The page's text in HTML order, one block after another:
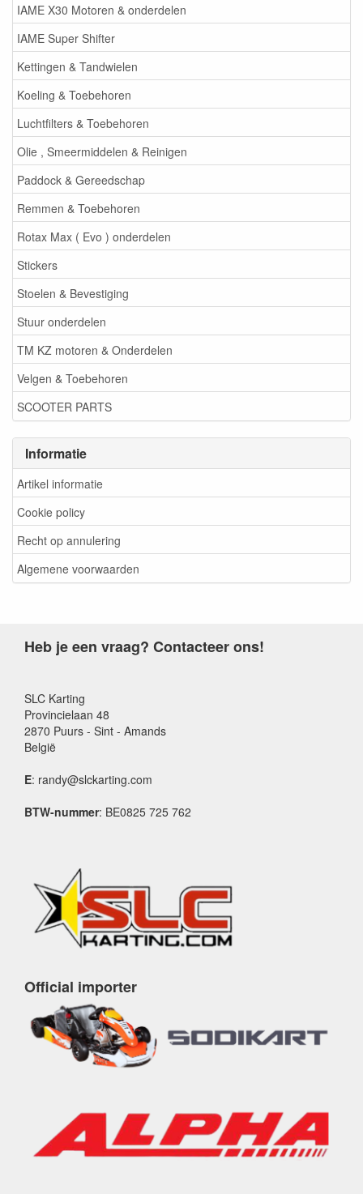
IAME X30 Motoren & onderdelen
IAME Super Shifter
Kettingen & Tandwielen
Koeling & Toebehoren
Luchtfilters & Toebehoren
Olie , Smeermiddelen & Reinigen
Paddock & Gereedschap
Remmen & Toebehoren
Rotax Max ( Evo ) onderdelen
Stickers
Stoelen & Bevestiging
Stuur onderdelen
TM KZ motoren & Onderdelen
Velgen & Toebehoren
SCOOTER PARTS
Informatie
Artikel informatie
Cookie policy
Recht op annulering
Algemene voorwaarden
Heb je een vraag? Contacteer ons!
SLC Karting
Provincielaan 48
2870 Puurs - Sint - Amands
België
E: randy@slckarting.com
BTW-nummer: BE0825 725 762
Official importer